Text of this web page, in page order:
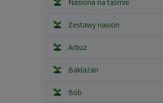
Nasiona na taśmie
Zestawy nasion
Arbuz
Bakłażan
Bób